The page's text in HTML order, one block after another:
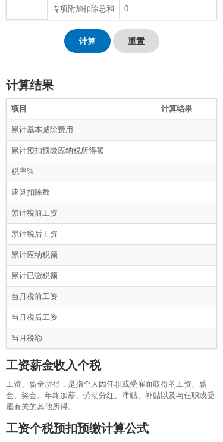
专项附加扣除总和 0
计算 重置
计算结果
项目 计算结果
累计基本减除费用
累计预扣预缴应纳税所得额
税率%
速算扣除数
累计税前工资
累计税后工资
累计应纳税额
累计已缴税额
当月税前工资
当月税后工资
当月税额
工资薪金收入个税
工资、薪金所得，是指个人因任职或受雇而取得的工资、薪
金、奖金、年终加薪、劳动分红、津贴、补贴以及与任职或受
雇有关的其他所得。
工资个税预扣预缴计算公式